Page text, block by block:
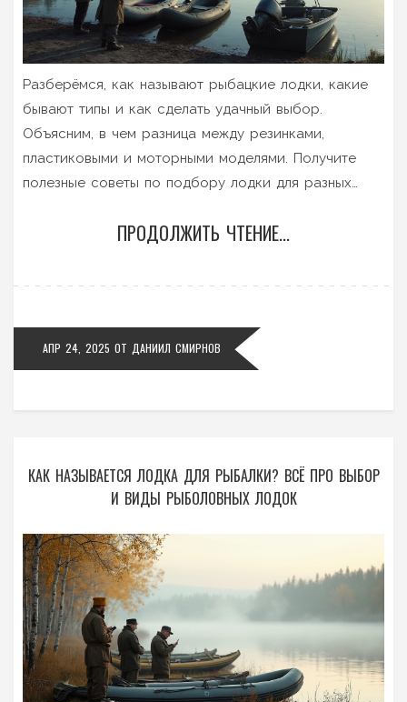
Разберёмся, как называют рыбацкие лодки, какие
бывают типы и как сделать удачный выбор.
Объясним, в чем разница между резинками,
пластиковыми и моторными моделями. Получите
полезные советы по подбору лодки для разных
тонкости использования на воде и на что стоит
ПРОДОЛЖИТЬ ЧТЕНИЕ...
АПР 24, 2025 ОТ ДАНИИЛ СМИРНОВ
КАК НАЗЫВАЕТСЯ ЛОДКА ДЛЯ РЫБАЛКИ? ВСЁ ПРО ВЫБОР
И ВИДЫ РЫБОЛОВНЫХ ЛОДОК